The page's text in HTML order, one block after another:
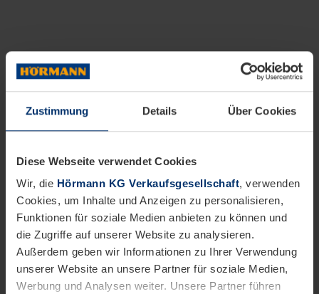
Zustimmung Details Über Cookies
Diese Webseite verwendet Cookies
Wir, die Hörmann KG Verkaufsgesellschaft, verwenden
Cookies, um Inhalte und Anzeigen zu personalisieren,
Funktionen für soziale Medien anbieten zu können und
die Zugriffe auf unserer Website zu analysieren.
Außerdem geben wir Informationen zu Ihrer Verwendung
unserer Website an unsere Partner für soziale Medien,
Werbung und Analysen weiter. Unsere Partner führen